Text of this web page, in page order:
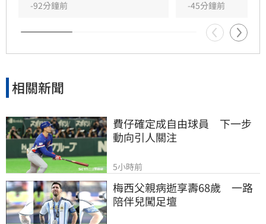
淹水。預計颱風將於9日晚間登陸中國後減弱，
北部降雨有望在10日清晨趨緩，提醒民眾父親節
連假期間避免前往山區及海邊活動，並隨時留意
氣象署最新發布的豪雨特報與防颱資訊，確保生
-92分鐘前 -45分鐘前
相關新聞
費仔確定成自由球員　下一步
動向引人關注
5小時前
梅西父親病逝享壽68歲　一路
陪伴兒闖足壇